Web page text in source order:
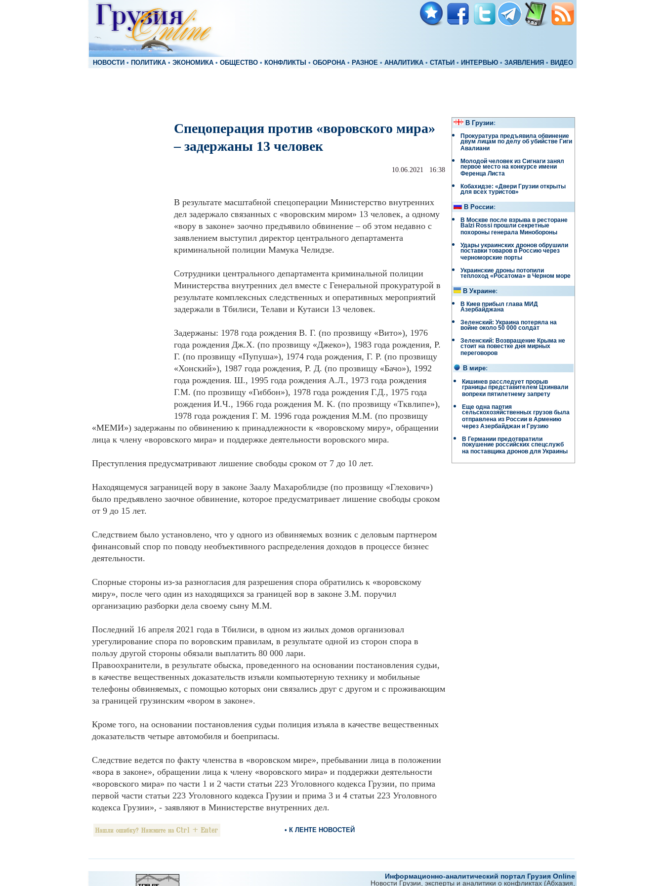
НОВОСТИ • ПОЛИТИКА • ЭКОНОМИКА • ОБЩЕСТВО • КОНФЛИКТЫ • ОБОРОНА • РАЗНОЕ • АНАЛИТИКА • СТАТЬИ • ИНТЕРВЬЮ • ЗАЯВЛЕНИЯ • ВИДЕО
Спецоперация против «воровского мира»
– задержаны 13 человек
10.06.2021 16:38
В результате масштабной спецоперации Министерство внутренних
дел задержало связанных с «воровским миром» 13 человек, а одному
«вору в законе» заочно предъявило обвинение – об этом недавно с
заявлением выступил директор центрального департамента
криминальной полиции Мамука Челидзе.
Сотрудники центрального департамента криминальной полиции
Министерства внутренних дел вместе с Генеральной прокуратурой в
результате комплексных следственных и оперативных мероприятий
задержали в Тбилиси, Телави и Кутаиси 13 человек.
Задержаны: 1978 года рождения В. Г. (по прозвищу «Вито»), 1976
года рождения Дж.Х. (по прозвищу «Джеко»), 1983 года рождения, Р.
Г. (по прозвищу «Пупуша»), 1974 года рождения, Г. Р. (по прозвищу
«Хонский»), 1987 года рождения, Р. Д. (по прозвищу «Бачо»), 1992
года рождения. Ш., 1995 года рождения А.Л., 1973 года рождения
Г.М. (по прозвищу «Гиббон»), 1978 года рождения Г.Д., 1975 года
рождения И.Ч., 1966 года рождения M. K. (по прозвищу «Тквлипе»),
1978 года рождения Г. M. 1996 года рождения М.М. (по прозвищу
«МЕМИ») задержаны по обвинению к принадлежности к «воровскому миру», обращении
лица к члену «воровского мира» и поддержке деятельности воровского мира.
Преступления предусматривают лишение свободы сроком от 7 до 10 лет.
Находящемуся заграницей вору в законе Заалу Махароблидзе (по прозвищу «Глехович»)
было предъявлено заочное обвинение, которое предусматривает лишение свободы сроком
от 9 до 15 лет.
Следствием было установлено, что у одного из обвиняемых возник с деловым партнером
финансовый спор по поводу необъективного распределения доходов в процессе бизнес
деятельности.
Спорные стороны из-за разногласия для разрешения спора обратились к «воровскому
миру», после чего один из находящихся за границей вор в законе З.М. поручил
организацию разборки дела своему сыну М.М.
Последний 16 апреля 2021 года в Тбилиси, в одном из жилых домов организовал
урегулирование спора по воровским правилам, в результате одной из сторон спора в
пользу другой стороны обязали выплатить 80 000 лари.
Правоохранители, в результате обыска, проведенного на основании постановления судьи,
в качестве вещественных доказательств изъяли компьютерную технику и мобильные
телефоны обвиняемых, с помощью которых они связались друг с другом и с проживающим
за границей грузинским «вором в законе».
Кроме того, на основании постановления судьи полиция изъяла в качестве вещественных
доказательств четыре автомобиля и боеприпасы.
Следствие ведется по факту членства в «воровском мире», пребывании лица в положении
«вора в законе», обращении лица к члену «воровского мира» и поддержки деятельности
«воровского мира» по части 1 и 2 части статьи 223 Уголовного кодекса Грузии, по прима
первой части статьи 223 Уголовного кодекса Грузии и прима 3 и 4 статьи 223 Уголовного
кодекса Грузии», - заявляют в Министерстве внутренних дел.
• К ЛЕНТЕ НОВОСТЕЙ
В Грузии:
Прокуратура предъявила обвинение
двум лицам по делу об убийстве Гиги
Авалиани
Молодой человек из Сигнаги занял
первое место на конкурсе имени
Ференца Листа
Кобахидзе: «Двери Грузии открыты
для всех туристов»
В России:
В Москве после взрыва в ресторане
Balzi Rossi прошли секретные
похороны генерала Минобороны
Удары украинских дронов обрушили
поставки товаров в Россию через
черноморские порты
Украинские дроны потопили
теплоход «Росатома» в Черном море
В Украине:
В Киев прибыл глава МИД
Азербайджана
Зеленский: Украина потеряла на
войне около 50 000 солдат
Зеленский: Возвращение Крыма не
стоит на повестке дня мирных
переговоров
В мире:
Кишинев расследует прорыв
границы представителем Цхинвали
вопреки пятилетнему запрету
Еще одна партия
сельскохозяйственных грузов была
отправлена ​​из России в Армению
через Азербайджан и Грузию
В Германии предотвратили
покушение российских спецслужб
на поставщика дронов для Украины
Информационно-аналитический портал Грузия Online
Новости Грузии, эксперты и аналитики о конфликтах (Абхазия,